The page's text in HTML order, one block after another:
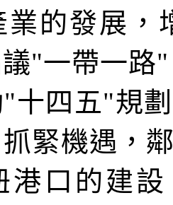
業的發展，
"一帶一路
十四五"規
緊機遇，
港口的建